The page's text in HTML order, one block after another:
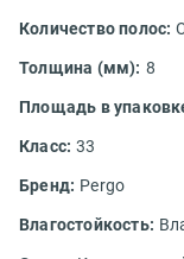
Количество полос:
Толщина (мм): 8
Площадь в
Класс: 33
Бренд: Pergo
Влагостойкость: